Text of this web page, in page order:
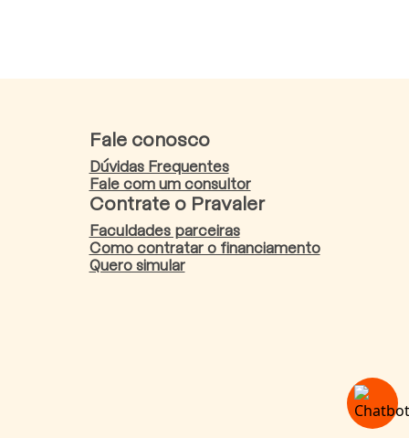
Fale conosco
Dúvidas Frequentes
Fale com um consultor
Contrate o Pravaler
Faculdades parceiras
Como contratar o financiamento
Quero simular